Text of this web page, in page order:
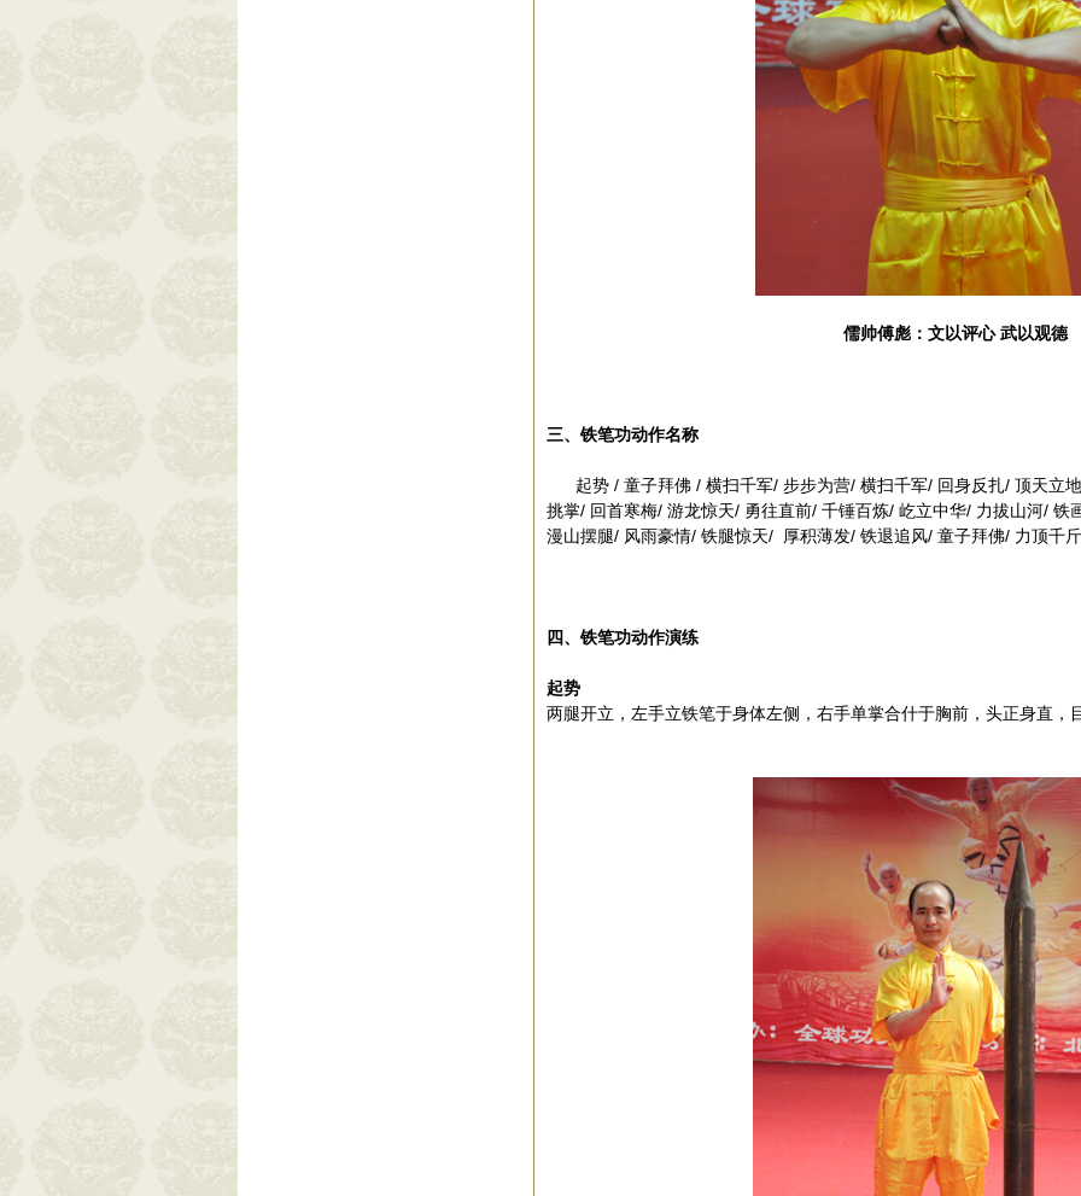
儒帅傅彪：文以评心 武以观德
三、铁笔功动作名称
起势 / 童子拜佛 / 横扫千军/ 步步为营/ 横扫千军/ 回身反扎/ 顶天立
挑掌/ 回首寒梅/ 游龙惊天/ 勇往直前/ 千锤百炼/ 屹立中华/ 力拔山河/ 铁
漫山摆腿/ 风雨豪情/ 铁腿惊天/ 厚积薄发/ 铁退追风/ 童子拜佛/ 力顶千
四、铁笔功动作演练
起势
两腿开立，左手立铁笔于身体左侧，右手单掌合什于胸前，头正身直，